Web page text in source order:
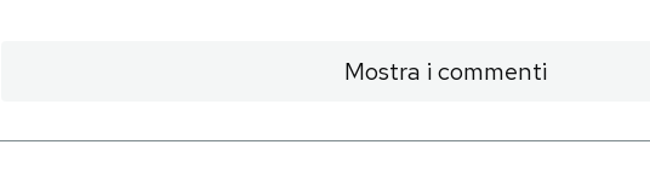
Mostra i commenti